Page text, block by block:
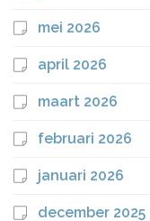
mei 2026
april 2026
maart 2026
februari 2026
januari 2026
december 2025